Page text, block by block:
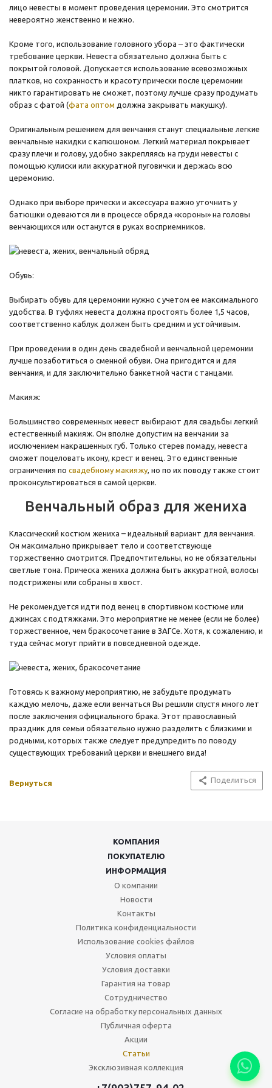
лицо невесты в момент проведения церемонии. Это смотрится
невероятно женственно и нежно.
Кроме того, использование головного убора – это фактически
требование церкви. Невеста обязательно должна быть с
покрытой головой. Допускается использование всевозможных
платков, но сохранность и красоту прически после церемонии
никто гарантировать не сможет, поэтому лучше сразу продумать
образ с фатой (фата оптом должна закрывать макушку).
Оригинальным решением для венчания станут специальные легкие
венчальные накидки с капюшоном. Легкий материал покрывает
сразу плечи и голову, удобно закрепляясь на груди невесты с
помощью кулиски или аккуратной пуговички и держась всю
церемонию.
Однако при выборе прически и аксессуара важно уточнить у
батюшки одеваются ли в процессе обряда «короны» на головы
венчающихся или останутся в руках восприемников.
Обувь:
Выбирать обувь для церемонии нужно с учетом ее максимального
удобства. В туфлях невеста должна простоять более 1,5 часов,
соответственно каблук должен быть средним и устойчивым.
При проведении в один день свадебной и венчальной церемонии
лучше позаботиться о сменной обуви. Она пригодится и для
венчания, и для заключительно банкетной части с танцами.
Макияж:
Большинство современных невест выбирают для свадьбы легкий
естественный макияж. Он вполне допустим на венчании за
исключением накрашенных губ. Только стерев помаду, невеста
сможет поцеловать икону, крест и венец. Это единственные
ограничения по свадебному макияжу, но по их поводу также стоит
проконсультироваться в самой церкви.
Венчальный образ для жениха
Классический костюм жениха – идеальный вариант для венчания.
Он максимально прикрывает тело и соответствующе
торжественно смотрится. Предпочтительны, но не обязательны
светлые тона. Прическа жениха должна быть аккуратной, волосы
подстрижены или собраны в хвост.
Не рекомендуется идти под венец в спортивном костюме или
джинсах с подтяжками. Это мероприятие не менее (если не более)
торжественное, чем бракосочетание в ЗАГСе. Хотя, к сожалению, и
туда сейчас могут прийти в повседневной одежде.
Готовясь к важному мероприятию, не забудьте продумать
каждую мелочь, даже если венчаться Вы решили спустя много лет
после заключения официального брака. Этот православный
праздник для семьи обязательно нужно разделить с близкими и
родными, которых также следует предупредить по поводу
существующих требований церкви и внешнего вида!
Вернуться Поделиться
КОМПАНИЯ
ПОКУПАТЕЛЮ
ИНФОРМАЦИЯ
О компании
Новости
Контакты
Политика конфиденциальности
Использование cookies файлов
Условия оплаты
Условия доставки
Гарантия на товар
Сотрудничество
Согласие на обработку персональных данных
Публичная оферта
Акции
Статьи
Эксклюзивная коллекция